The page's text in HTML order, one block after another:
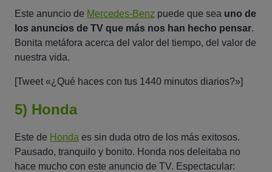
Este anuncio de Mercedes-Benz puede que sea uno de
los anuncios de TV que más nos han hecho pensar.
Bonita metáfora acerca del valor del tiempo, del valor de
nuestra vida.
[Tweet «¿Qué haces con tus 1440 minutos diarios?»]
5) Honda
Este de Honda es sin duda otro de los más exitosos.
Pausado, tranquilo y bonito. Honda nos deleitaba no
hace mucho con este anuncio de TV. Espectacular: